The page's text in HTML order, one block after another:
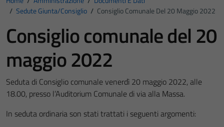
/ Sedute Giunta/consiglio / Consiglio Comunale Del 20 Maggio 2022
Consiglio comunale del 20
maggio 2022
Seduta di Consiglio comunale venerdì 20 maggio 2022, alle
18.00, presso l’Auditorium Comunale di via alla Massa.
In seduta ordinaria son stati trattati i seguenti argomenti: